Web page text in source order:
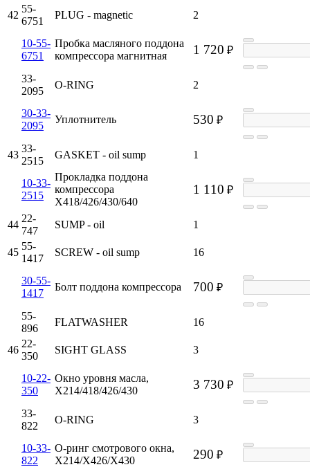
42
55-
6751
PLUG - magnetic 2
10-55-
6751
Пробка масляного поддона
компрессора магнитная
1 720 ₽
33-
2095
O-RING 2
30-33-
2095
Уплотнитель 530 ₽
43
33-
2515
GASKET - oil sump 1
10-33-
2515
Прокладка поддона
компрессора
X418/426/430/640
1 110 ₽
44
22-
747
SUMP - oil 1
45
55-
1417
SCREW - oil sump 16
30-55-
1417
Болт поддона компрессора 700 ₽
55-
896
FLATWASHER 16
46
22-
350
SIGHT GLASS 3
10-22-
350
Окно уровня масла,
X214/418/426/430
3 730 ₽
33-
822
O-RING 3
10-33-
822
О-ринг смотрового окна,
X214/X426/X430
290 ₽